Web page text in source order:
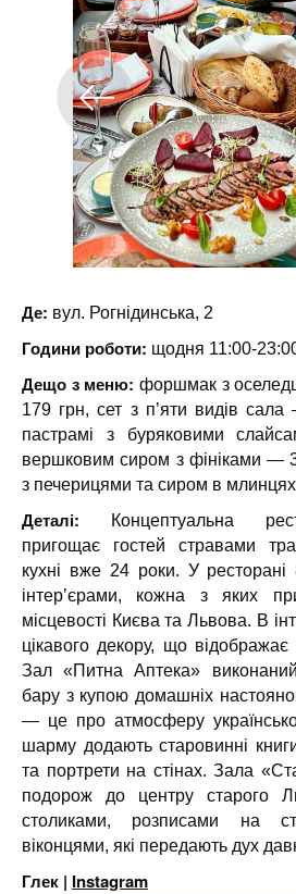
Де: вул. Рогнідинська, 2
Години роботи: щодня 11:00-
Дещо з меню: форшмак з
179 грн, сет з п’яти видів
пастрамі з буряковими
вершковим сиром з фініками —
з печерицями та сиром в
Деталі:
Концептуальна
пригощає гостей стравами
кухні вже 24 роки. У ресторані
інтер’єрами, кожна з яких
місцевості Києва та Львова. В
цікавого декору, що відображає
Зал «Питна Аптека»
бару з купою домашніх
— це про атмосферу
шарму додають старовинні
та портрети на стінах. Зала
подорож до центру старого
столиками, розписами на
віконцями, які передають дух
Глек | Instagram